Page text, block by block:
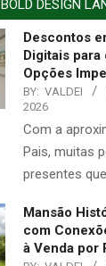
BOLD DESIGN
Descontos
Digitais para
Opções
BY: VALDEI
2026
Com a
Pais, muitas
presentes que
Mansão
com
à Venda por